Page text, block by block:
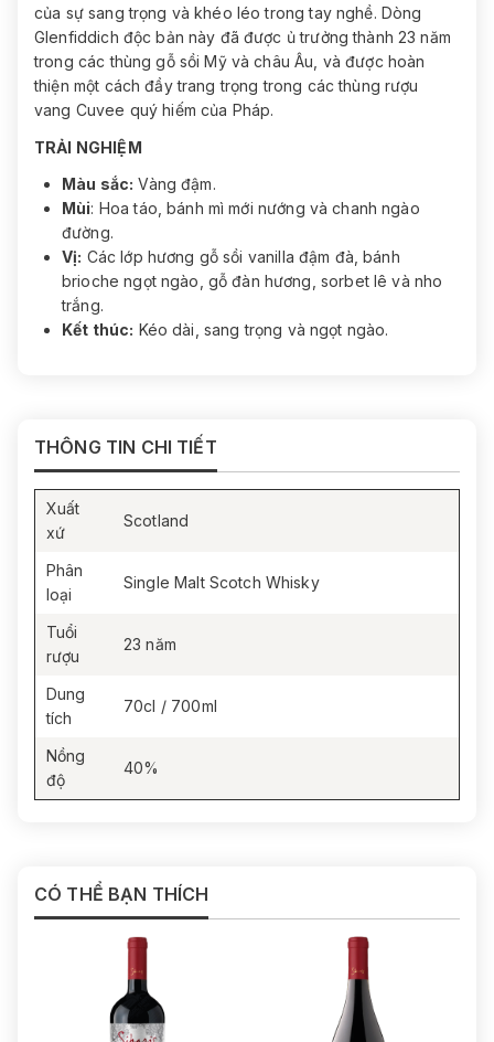
của sự sang trọng và khéo léo trong tay nghề. Dòng
Glenfiddich độc bản này đã được ủ trưởng thành 23 năm
trong các thùng gỗ sồi Mỹ và châu Âu, và được hoàn
thiện một cách đầy trang trọng trong các thùng rượu
vang Cuvee quý hiếm của Pháp.
TRẢI NGHIỆM
Màu sắc: Vàng đậm.
Mùi: Hoa táo, bánh mì mới nướng và chanh ngào
đường.
Vị: Các lớp hương gỗ sồi vanilla đậm đà, bánh
brioche ngọt ngào, gỗ đàn hương, sorbet lê và nho
trắng.
Kết thúc: Kéo dài, sang trọng và ngọt ngào.
THÔNG TIN CHI TIẾT
Xuất
xứ
Scotland
Phân
loại
Single Malt Scotch Whisky
Tuổi
rượu
23 năm
Dung
tích
70cl / 700ml
Nồng
độ
40%
CÓ THỂ BẠN THÍCH